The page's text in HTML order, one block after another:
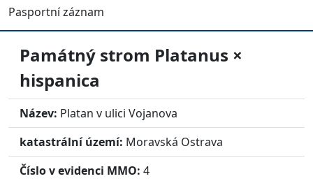
Pasportní záznam
Památný strom Platanus ×
hispanica
Název: Platan v ulici Vojanova
katastrální území: Moravská Ostrava
Číslo v evidenci MMO: 4